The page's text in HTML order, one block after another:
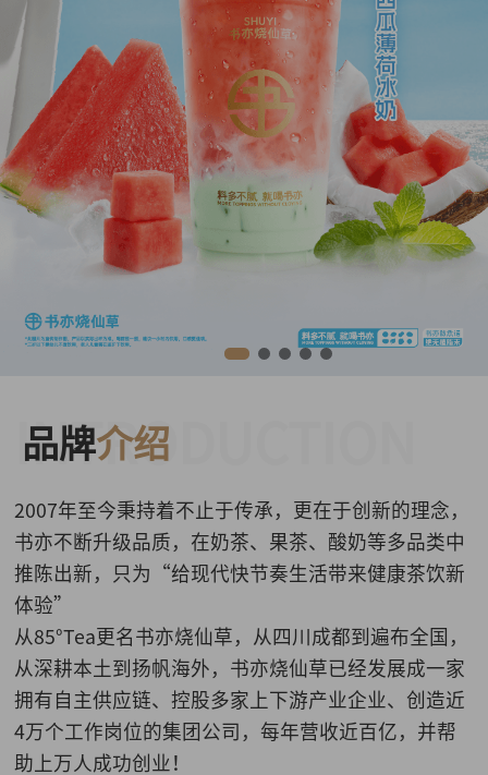
INTRODUCTION
品牌介绍
2007年至今秉持着不止于传承，更在于创新的理念，
书亦不断升级品质，在奶茶、果茶、酸奶等多品类中
推陈出新，只为“给现代快节奏生活带来健康茶饮新
体验”
从85°Tea更名书亦烧仙草，从四川成都到遍布全国，
从深耕本土到扬帆海外，书亦烧仙草已经发展成一家
拥有自主供应链、控股多家上下游产业企业、创造近
4万个工作岗位的集团公司，每年营收近百亿，并帮
助上万人成功创业！